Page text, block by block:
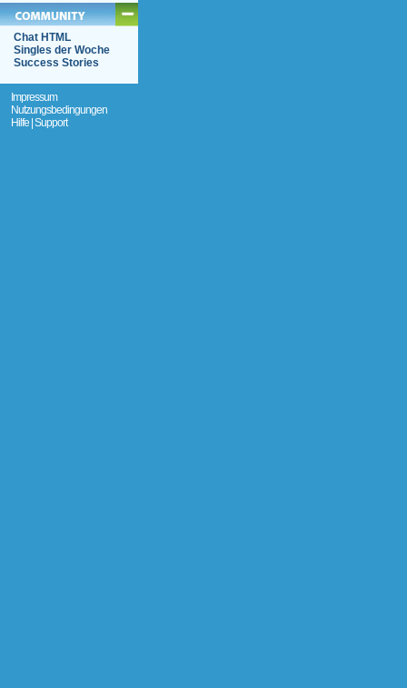
Chat HTML
Singles der Woche
Success Stories
Impressum
Nutzungsbedingungen
Hilfe | Support